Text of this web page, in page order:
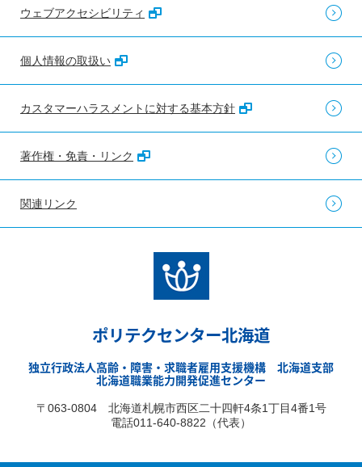
ウェブアクセシビリティ
個人情報の取扱い
カスタマーハラスメントに対する基本方針
著作権・免責・リンク
関連リンク
ポリテクセンター北海道
独立行政法人高齢・障害・求職者雇用支援機構 北海道支部
北海道職業能力開発促進センター
〒063-0804 北海道札幌市西区二十四軒4条1丁目4番1号
電話011-640-8822（代表）